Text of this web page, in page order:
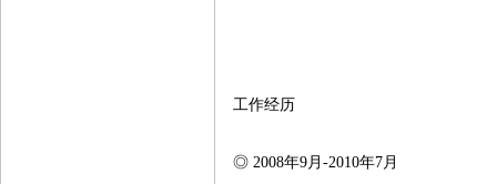
工作经历
◎ 2008年9月-2010年7月